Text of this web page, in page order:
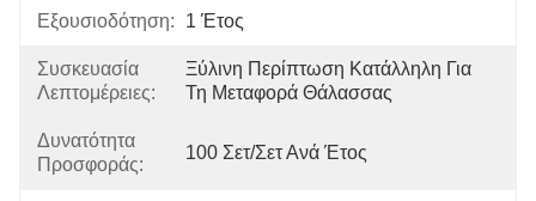
Εξουσιοδότηση: 1 Έτος
Συσκευασία
Λεπτομέρειες:
Ξύλινη Περίπτωση Κατάλληλη Για
Τη Μεταφορά Θάλασσας
Δυνατότητα
Προσφοράς:
100 Σετ/Σετ Ανά Έτος